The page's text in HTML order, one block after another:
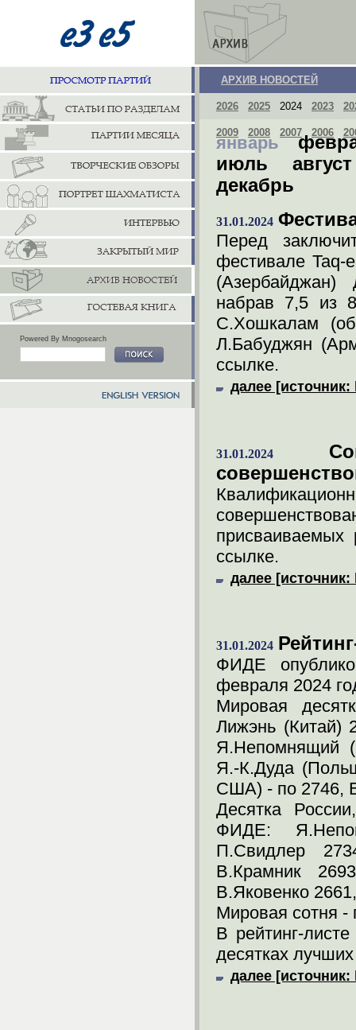
Powered By Mnogosearch
АРХИВ НОВОСТЕЙ
2026 2025 2024 2023
2009 2008 2007 2006
январь
июль
август
декабрь
31.01.2024
Перед
фестивале
(Азербайджан)
набрав 7,5 из
С.Хошкалам
Л.Бабуджян
ссылке.
далее
31.01.2024
присваиваемых
ссылке.
далее
31.01.2024
ФИДЕ
февраля 2024
Мировая
Лижэнь (Китай)
Я.Непомнящий
Я.-К.Дуда
США) - по 2746,
Десятка
ФИДЕ:
П.Свидлер
В.Крамник
В.Яковенко
Мировая сотня -
В рейтинг-
десятках
далее